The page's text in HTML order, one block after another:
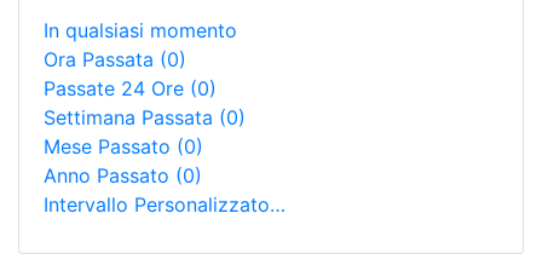
In qualsiasi momento
Ora Passata (0)
Passate 24 Ore (0)
Settimana Passata (0)
Mese Passato (0)
Anno Passato (0)
Intervallo Personalizzato…